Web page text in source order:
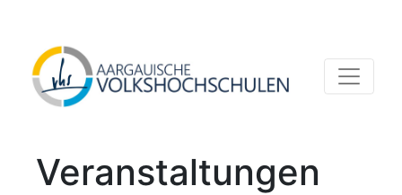
Veranstaltungen